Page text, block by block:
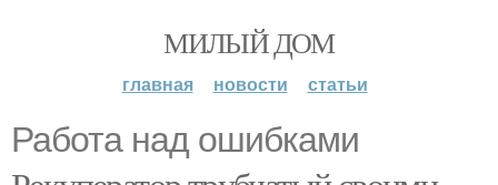
МИЛЫЙ ДОМ
главная новости статьи
Работа над ошибками